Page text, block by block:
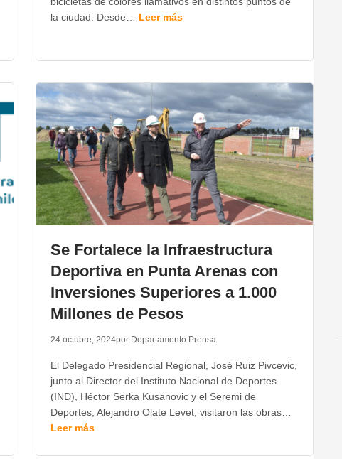
la ciudad. Desde… Leer más
Se Fortalece la Infraestructura
Deportiva en Punta Arenas con
Inversiones Superiores a 1.000
Millones de Pesos
24 octubre, 2024por Departamento Prensa
El Delegado Presidencial Regional, José Ruiz Pivcevic,
junto al Director del Instituto Nacional de Deportes
(IND), Héctor Serka Kusanovic y el Seremi de
Deportes, Alejandro Olate Levet, visitaron las obras…
Leer más